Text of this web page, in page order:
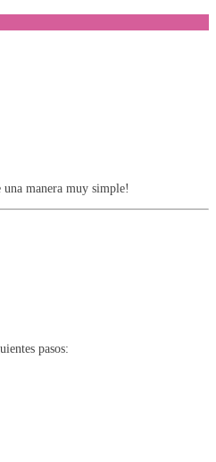
manera muy simple!
pasos: